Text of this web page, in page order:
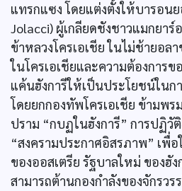
แทรกแซง โดยแต่งตั้งให้บารอน
Jolacci) ผู้เกลียดชังชาวแมกยาร์
ข้าหลวงโครเอเชีย ในไม่ช้ายอ
ในโครเอเชียและความต้องการ
แค้นฮังการีให้เป็นประโยชน์ในก
โดยยกกองทัพโครเอเชีย ข้ามพ
ปราม “กบฏในฮังการี” การปฏิวั
“สงครามประกาศอิสรภาพ” เพื่
ของออสเตรีย รัฐบาลใหม่ ของฮั
สามารถต้านกองกำลังของจักรวร